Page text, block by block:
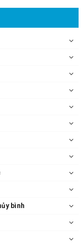
bình